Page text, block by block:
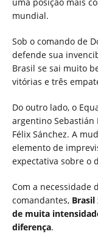
mundial.
Sob o comando de
defende sua
Brasil se sai muito
vitórias e três
Do outro lado, o
argentino Sebastián
Félix Sánchez. A
elemento de
expectativa sobre o
Com a necessidade
comandantes,
de muita
diferença.